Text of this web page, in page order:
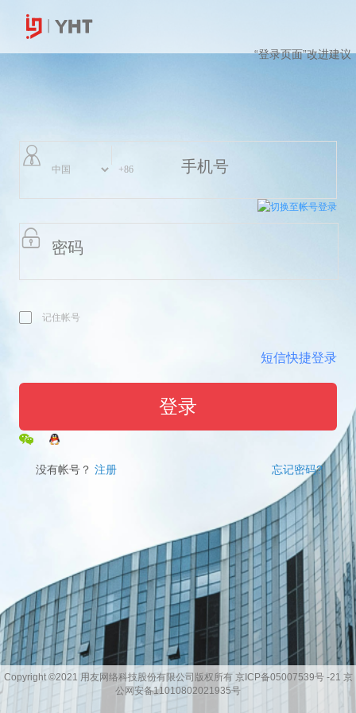
“登录页面”改进建议
Copyright ©2021 用友网络科技股份有限公司版权所有 京ICP备05007539号 -21 京
公网安备11010802021935号
短信快捷登录
切换至帐号登录
记住帐号
忘记密码?
没有帐号？ 注册